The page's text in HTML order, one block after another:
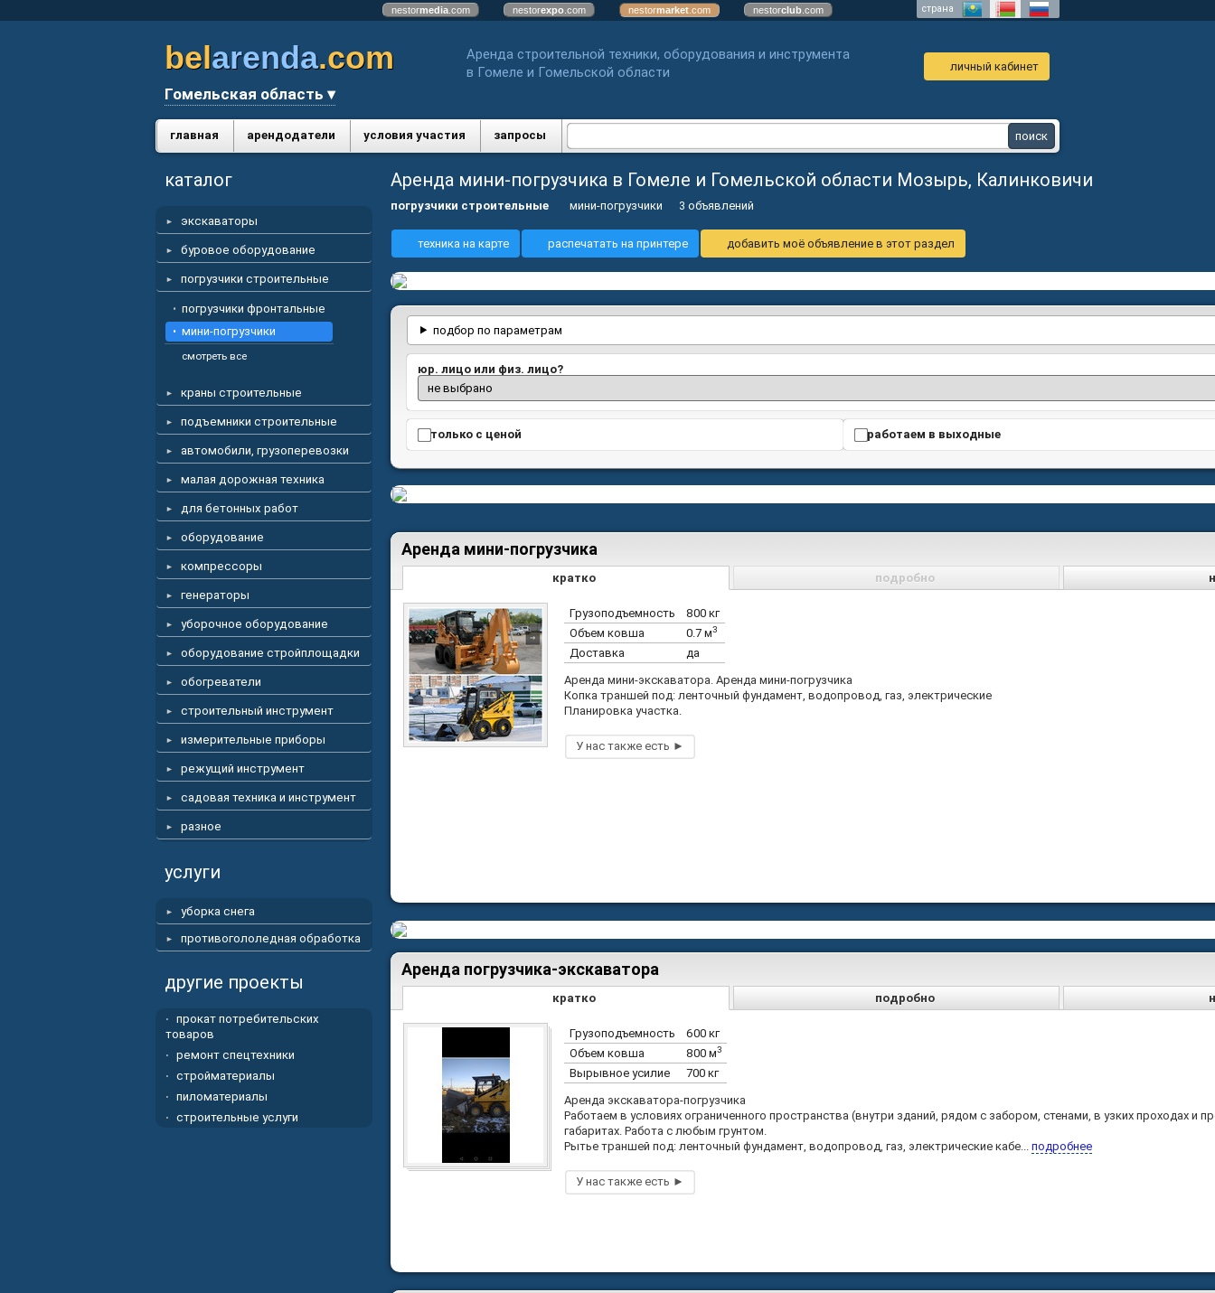
nestormedia .com nestorexpo .com nestormarket .com nestorclub .com страна
belarenda.com
Гомельская область ▾
Аренда строительной техники, оборудования и инструмента
в Гомеле и Гомельской области
личный кабинет
главная арендодатели условия участия запросы
каталог
экскаваторы
буровое оборудование
погрузчики строительные
погрузчики фронтальные
мини-погрузчики
смотреть все
краны строительные
подъемники строительные
автомобили, грузоперевозки
малая дорожная техника
для бетонных работ
оборудование
компрессоры
генераторы
уборочное оборудование
оборудование стройплощадки
обогреватели
строительный инструмент
измерительные приборы
режущий инструмент
садовая техника и инструмент
разное
услуги
уборка снега
противогололедная обработка
другие проекты
прокат потребительских
товаров
ремонт спецтехники
стройматериалы
пиломатериалы
строительные услуги
Аренда мини-погрузчика в Гомеле и Гомельской области Мозырь, Калинковичи
погрузчики строительные мини-погрузчики 3 объявлений
техника на карте распечатать на принтере добавить моё объявление в этот раздел
подбор по параметрам
юр. лицо или физ. лицо?
только с ценой работаем в выходные
Аренда мини-погрузчика
кратко подробно
Грузоподъемность
800 кг
Объем ковша
0.7 м3
Доставка
да
Аренда мини-экскаватора. Аренда мини-погрузчика
Копка траншей под: ленточный фундамент, водопровод, газ, электрические
Планировка участка.
Аренда погрузчика-экскаватора
кратко подробно
Грузоподъемность
600 кг
Объем ковша
800 м3
Вырывное усилие
700 кг
Аренда экскаватора-погрузчика
Работаем в условиях ограниченного пространства (внутри зданий, рядом с забором, стенами, в узких проходах и
габаритах. Работа с любым грунтом.
Рытье траншей под: ленточный фундамент, водопровод, газ, электрические кабе... подробнее